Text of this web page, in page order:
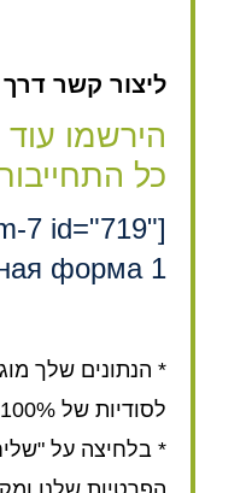
ליצור קשר דרך
הירשמו
כל
7 id="719"
форма 1"]
* הנתונים שלך
לסודיות של 100%.
* בלחיצה על